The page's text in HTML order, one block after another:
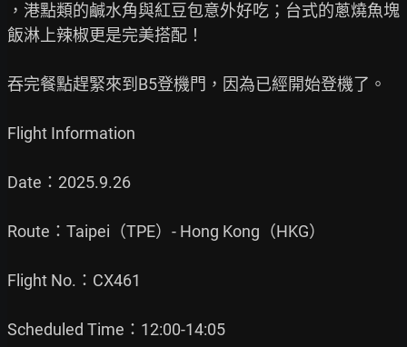
，港點類的鹹水角與紅豆包意外好吃；台式的蔥燒魚塊
飯淋上辣椒更是完美搭配！
吞完餐點趕緊來到B5登機門，因為已經開始登機了。
Flight Information
Date：2025.9.26
Route：Taipei（TPE）- Hong Kong（HKG）
Flight No.：CX461
Scheduled Time：12:00-14:05